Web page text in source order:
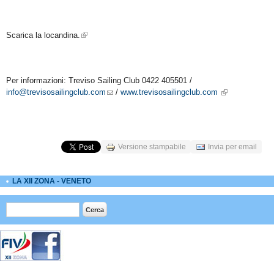
Scarica la locandina.
Per informazioni: Treviso Sailing Club 0422 405501 /
info@trevisosailingclub.com
/ www.trevisosailingclub.com
Versione stampabile Invia per email
LA XII ZONA - VENETO
Form di ricerca